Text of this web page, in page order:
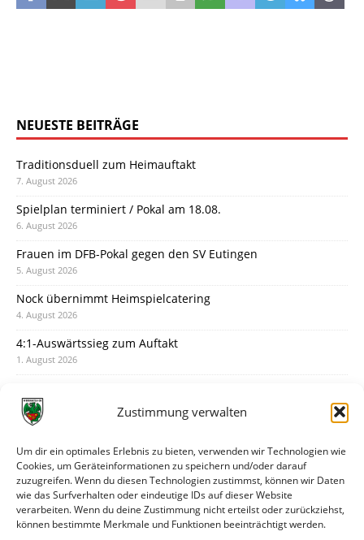
Zustimmung verwalten
Um dir ein optimales Erlebnis zu bieten, verwenden wir Technologien wie
Cookies, um Geräteinformationen zu speichern und/oder darauf
zuzugreifen. Wenn du diesen Technologien zustimmst, können wir Daten
wie das Surfverhalten oder eindeutige IDs auf dieser Website
verarbeiten. Wenn du deine Zustimmung nicht erteilst oder zurückziehst,
können bestimmte Merkmale und Funktionen beeinträchtigt werden.
NEUESTE BEITRÄGE
Traditionsduell zum Heimauftakt
7. August 2026
Spielplan terminiert / Pokal am 18.08.
6. August 2026
Frauen im DFB-Pokal gegen den SV Eutingen
5. August 2026
Nock übernimmt Heimspielcatering
4. August 2026
4:1-Auswärtssieg zum Auftakt
1. August 2026
31. Juli 2026
30. Juli 2026
Deine Spielminute: 89+1
28. Juli 2026
Neuer Rückensponsor